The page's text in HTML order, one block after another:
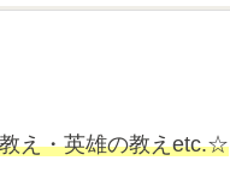
え・英雄の教えetc.☆